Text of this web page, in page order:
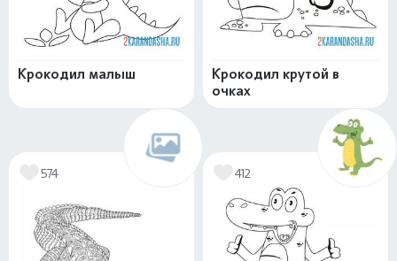
Крокодил малыш
Крокодил крутой в
очках
574 412